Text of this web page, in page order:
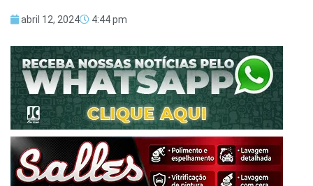
abril 12, 2024 4:44 pm